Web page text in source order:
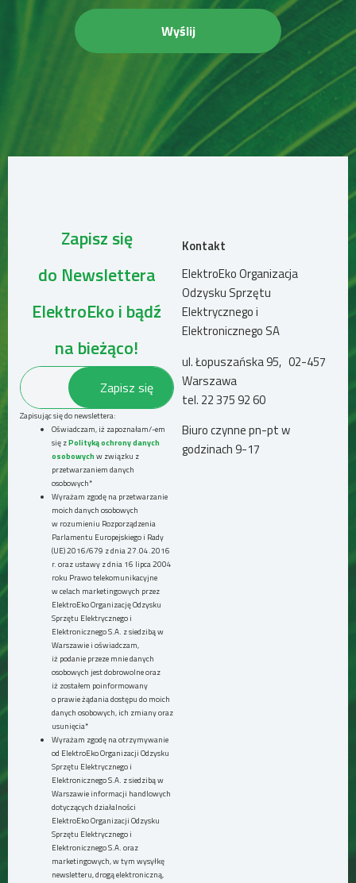
Zapisz się
do Newslettera
ElektroEko i bądź
na bieżąco!
Zapisując się do newslettera:
Oświadczam, iż zapoznałam/-em
się zPolityką ochrony danych
osobowych w związku z
przetwarzaniem danych
osobowych*
Wyrażam zgodę na przetwarzanie
moich danych osobowych
w rozumieniu Rozporządzenia
Parlamentu Europejskiego i Rady
(UE) 2016/679 z dnia 27.04.2016
r. oraz ustawy z dnia 16 lipca 2004
roku Prawo telekomunikacyjne
w celach marketingowych przez
ElektroEko Organizację Odzysku
Sprzętu Elektrycznego i
Elektronicznego S.A. z siedzibą w
Warszawie i oświadczam,
iż podanie przeze mnie danych
osobowych jest dobrowolne oraz
iż zostałem poinformowany
o prawie żądania dostępu do moich
danych osobowych, ich zmiany oraz
usunięcia*
Wyrażam zgodę na otrzymywanie
od ElektroEko Organizacji Odzysku
Sprzętu Elektrycznego i
Elektronicznego S.A. z siedzibą w
Warszawie informacji handlowych
dotyczących działalności
ElektroEko Organizacji Odzysku
Sprzętu Elektrycznego i
Elektronicznego S.A. oraz
marketingowych, w tym wysyłkę
newsletteru, drogą elektroniczną,
Kontakt
ElektroEko Organizacja
Odzysku Sprzętu
Elektrycznego i
Elektronicznego SA
ul. Łopuszańska 95, 02-457
Warszawa
tel. 22 375 92 60
Biuro czynne pn-pt w
godzinach 9-17